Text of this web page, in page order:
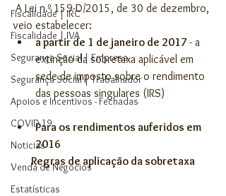
Fiscalidade | IRC
Fiscalidade | IVA
Segurança Social | Empresa
Segurança Social | Trabalhador
Apoios e Incentivos - Fechadas
COVID 19
Noticias
Venda de Negócios
Estatísticas
A Lei n.º 159-D/2015, de 30 de dezembro,
veio estabelecer:
a partir de 1 de janeiro de 2017 - a
extinção da sobretaxa aplicável em
sede de imposto sobre o rendimento
das pessoas singulares (IRS)
Para os rendimentos auferidos em
2016
Regras de aplicação da sobretaxa